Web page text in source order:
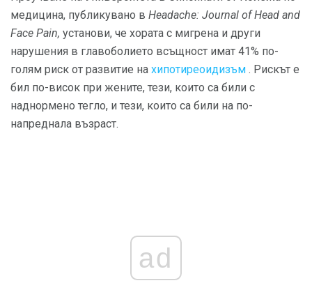
медицина, публикувано в Headache: Journal of Head and
Face Pain, установи, че хората с мигрена и други
нарушения в главоболието всъщност имат 41% по-
голям риск от развитие на хипотиреоидизъм . Рискът е
бил по-висок при жените, тези, които са били с
наднормено тегло, и тези, които са били на по-
напреднала възраст.
ad